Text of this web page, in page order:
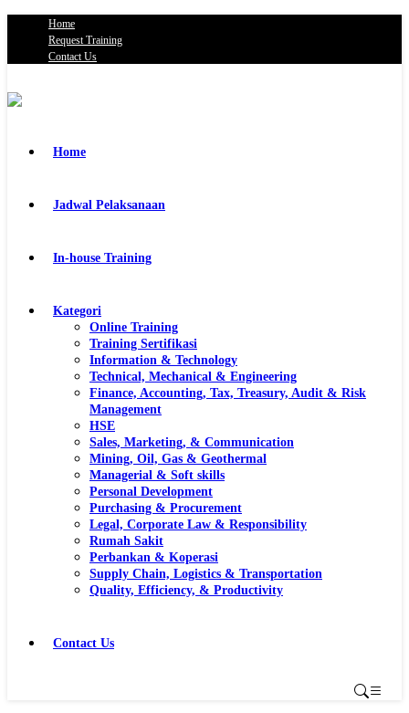
Home
Request Training
Contact Us
Home
Jadwal Pelaksanaan
In-house Training
Kategori
Online Training
Training Sertifikasi
Information & Technology
Technical, Mechanical & Engineering
Finance, Accounting, Tax, Treasury, Audit & Risk
Management
HSE
Sales, Marketing, & Communication
Mining, Oil, Gas & Geothermal
Managerial & Soft skills
Personal Development
Purchasing & Procurement
Legal, Corporate Law & Responsibility
Rumah Sakit
Perbankan & Koperasi
Supply Chain, Logistics & Transportation
Quality, Efficiency, & Productivity
Contact Us